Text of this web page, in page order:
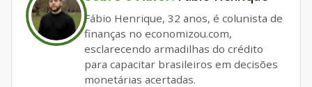
Fábio Henrique, 32 anos, é colunista de
finanças no economizou.com,
esclarecendo armadilhas do crédito
para capacitar brasileiros em decisões
monetárias acertadas.